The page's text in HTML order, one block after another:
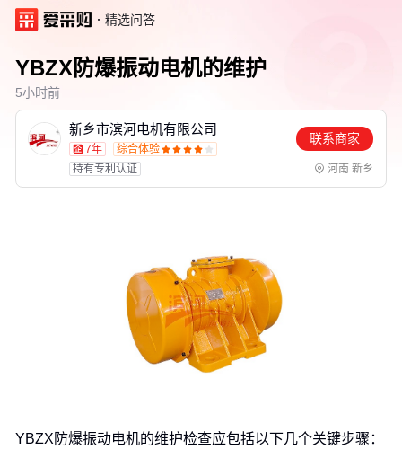
· 精选问答
YBZX防爆振动电机的维护
5小时前
新乡市滨河电机有限公司
7年 综合体验     
   
联系商家
持有专利认证  河南 新乡
YBZX防爆振动电机的维护检查应包括以下几个关键步骤：